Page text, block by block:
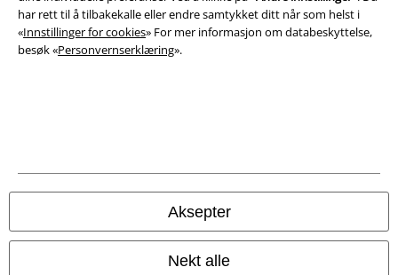
har rett til å tilbakekalle eller endre samtykket ditt når som helst i
«Innstillinger for cookies» For mer informasjon om databeskyttelse,
besøk «Personvernserklæring».
Aksepter
Nekt alle
Avfallshåndtering og miljøbeskyttelse
Samsvarserklæring
Alle priser inkluderer moms og skatt.Frakt er ikke inkludert.